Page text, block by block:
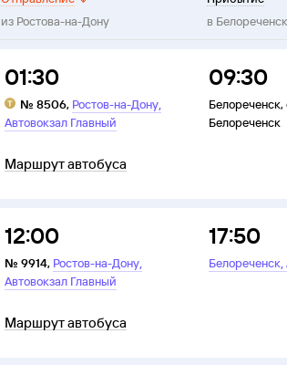
из Ростова-на-Дону
в Белореченск
01:30
№ 8506, Ростов-на-Дону,
Автовокзал Главный
09:30
Белореченск,
Белореченск
Маршрут автобуса
12:00
№ 9914, Ростов-на-Дону,
Автовокзал Главный
17:50
Белореченск,
Маршрут автобуса